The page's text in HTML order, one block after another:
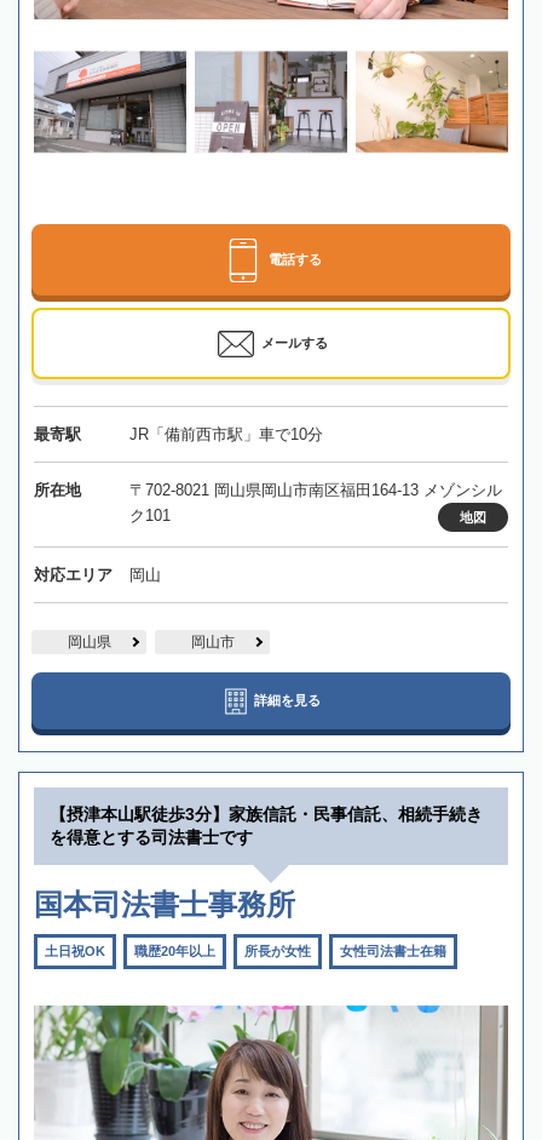
電話する
メールする
最寄駅 JR「備前西市駅」車で10分
所在地
〒702-8021 岡山県岡山市南区福田164-13 メゾンシル
ク101
地図
対応エリア 岡山
岡山県 岡山市
詳細を見る
【摂津本山駅徒歩3分】家族信託・民事信託、相続手続き
を得意とする司法書士です
国本司法書士事務所
土日祝OK 職歴20年以上 所長が女性 女性司法書士在籍